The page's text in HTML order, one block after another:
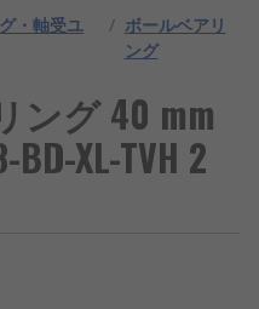
・軸受ユ
/ ボールベアリ
ング
ング 40 mm
XL-TVH 2